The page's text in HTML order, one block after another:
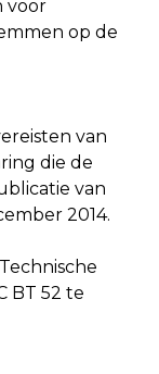
voor
op de
van
die de
van
2014.
BT 52 te